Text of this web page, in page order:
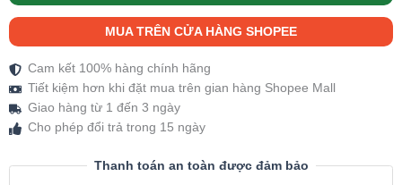
MUA TRÊN CỬA HÀNG SHOPEE
Cam kết 100% hàng chính hãng
Tiết kiệm hơn khi đặt mua trên gian hàng Shopee Mall
Giao hàng từ 1 đến 3 ngày
Cho phép đổi trả trong 15 ngày
Thanh toán an toàn được đảm bảo